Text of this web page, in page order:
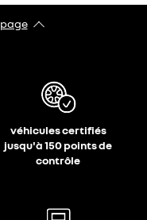
véhicules certifiés
jusqu'à 150 points de
contrôle